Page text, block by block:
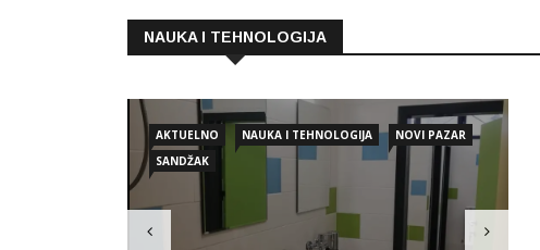
NAUKA I TEHNOLOGIJA
AKTUELNO NAUKA I TEHNOLOGIJA
NOVI PAZAR
SANDŽAK